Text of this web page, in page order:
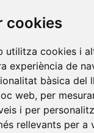
cookies
utilitza cookies i
experiència de
bàsica del
web, per
i per
rellevants per a
•Universitat
Universitat Jaume I
de